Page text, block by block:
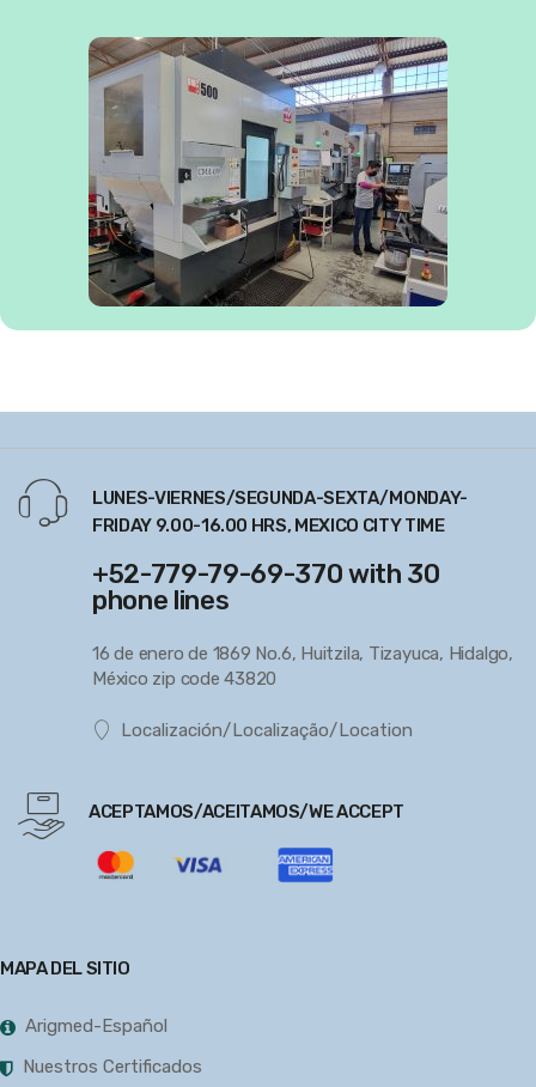
LUNES-VIERNES/SEGUNDA-SEXTA/MONDAY-
FRIDAY 9.00-16.00 HRS, MEXICO CITY TIME
+52-779-79-69-370 with 30
phone lines
16 de enero de 1869 No.6, Huitzila, Tizayuca, Hidalgo,
México zip code 43820
Localización/Localização/Location
ACEPTAMOS/ACEITAMOS/WE ACCEPT
MAPA DEL SITIO
Arigmed-Español
Nuestros Certificados